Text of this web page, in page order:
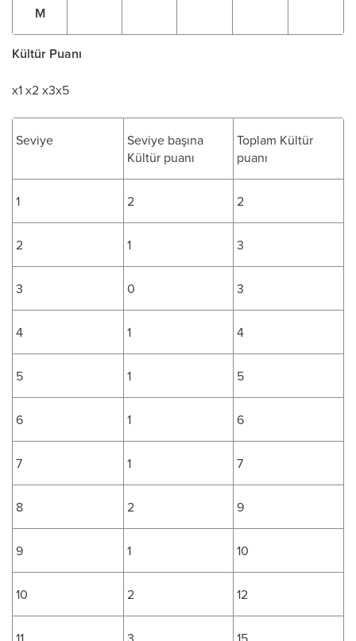
M
Kültür Puanı
x1 x2 x3x5
Seviye
Seviye başına
Kültür puanı
Toplam Kültür
puanı
1 2 2
2 1 3
3 0 3
4 1 4
5 1 5
6 1 6
7 1 7
8 2 9
9 1 10
10 2 12